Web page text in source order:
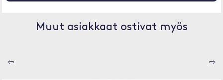
Muut asiakkaat ostivat myös
⇦ ⇨